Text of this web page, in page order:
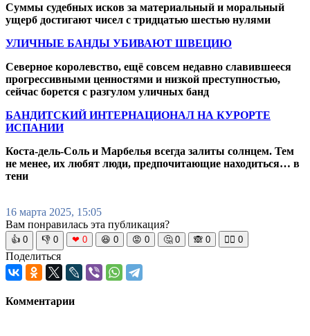
Суммы судебных исков за материальный и моральный
ущерб достигают чисел с тридцатью шестью нулями
УЛИЧНЫЕ БАНДЫ УБИВАЮТ ШВЕЦИЮ
Северное королевство, ещё совсем недавно славившееся
прогрессивными ценностями и низкой преступностью,
сейчас борется с разгулом уличных банд
БАНДИТСКИЙ ИНТЕРНАЦИОНАЛ НА КУРОРТЕ
ИСПАНИИ
Коста-дель-Соль и Марбелья всегда залиты солнцем. Тем
не менее, их любят люди, предпочитающие находиться… в
тени
16 марта 2025, 15:05
Вам понравилась эта публикация?
👍 0 👎 0 ❤ 0 😆 0 😡 0 🤔 0 🙈 0 🧘‍♀️ 0
Поделиться
Комментарии